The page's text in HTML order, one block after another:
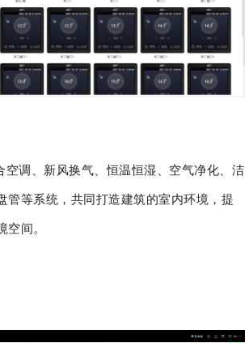
空调、新风换气、恒温恒湿、空气净化、洁
管等系统，共同打造建筑的室内环境，提
空间。